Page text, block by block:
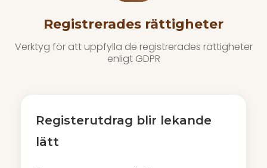
Registrerades rättigheter
Verktyg för att uppfylla de registrerades rättigheter
enligt GDPR
Registerutdrag blir lekande
lätt